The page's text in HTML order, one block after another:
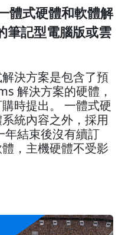
體式硬體和軟體解
記型電腦版或雲
決方案是包含了預
解決方案的硬體，
時提出。 一體式硬
統內容之外，採用
年結束後沒有續訂
，主機硬體不受影